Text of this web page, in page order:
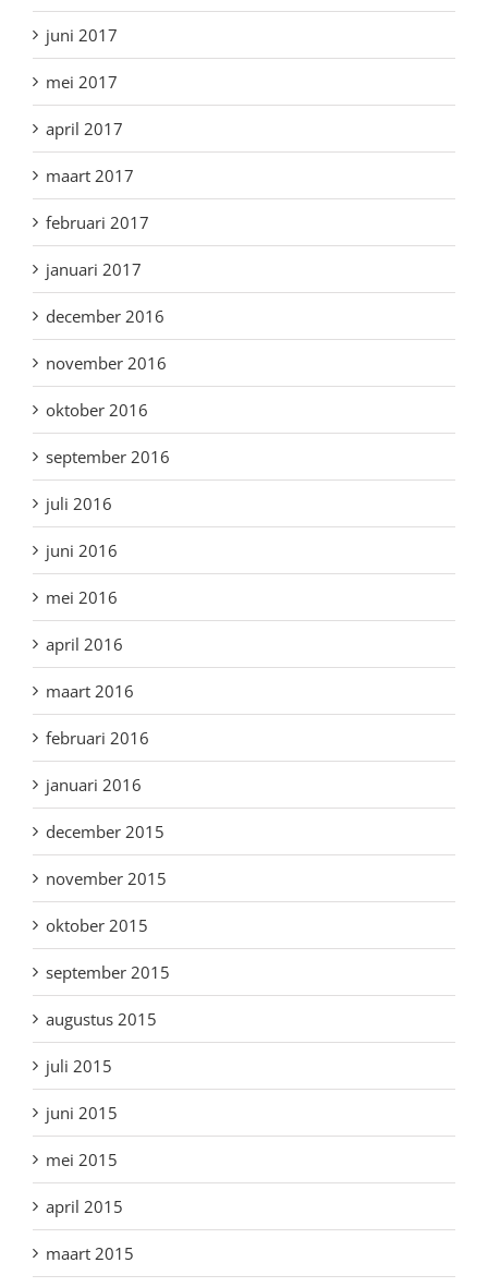
juni 2017
mei 2017
april 2017
maart 2017
februari 2017
januari 2017
december 2016
november 2016
oktober 2016
september 2016
juli 2016
juni 2016
mei 2016
april 2016
maart 2016
februari 2016
januari 2016
december 2015
november 2015
oktober 2015
september 2015
augustus 2015
juli 2015
juni 2015
mei 2015
april 2015
maart 2015